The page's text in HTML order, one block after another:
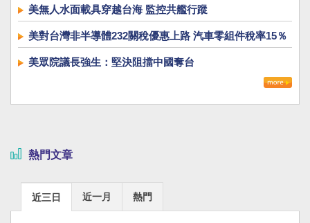
美無人水面載具穿越台海 監控共艦行蹤
美對台灣非半導體232關稅優惠上路 汽車零組件稅率15％
美眾院議長強生：堅決阻擋中國奪台
熱門文章
近三日 近一月 熱門